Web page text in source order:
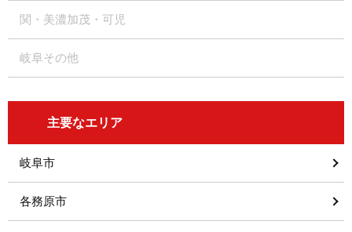
関・美濃加茂・可児
岐阜その他
主要なエリア
岐阜市
各務原市